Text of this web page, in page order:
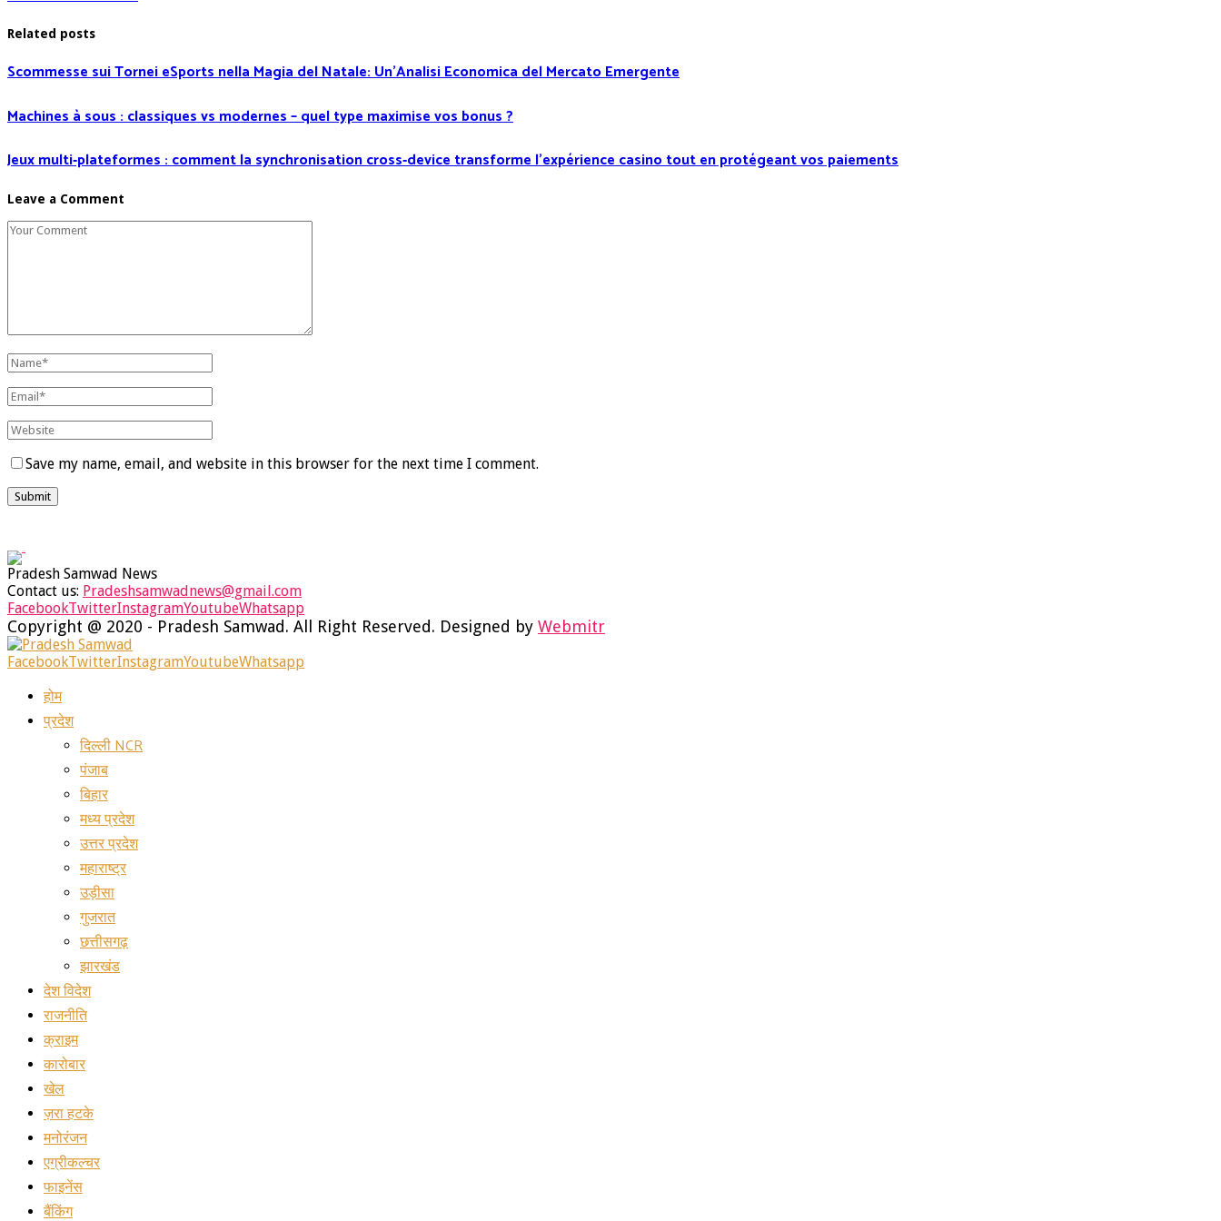
Related posts
Scommesse sui Tornei eSports nella Magia del Natale: Un’Analisi Economica del Mercato Emergente
Machines à sous : classiques vs modernes – quel type maximise vos bonus ?
Jeux multi‑plateformes : comment la synchronisation cross‑device transforme l’expérience casino tout en protégeant vos paiements
Leave a Comment
Save my name, email, and website in this browser for the next time I comment.
Pradesh Samwad News
Contact us: Pradeshsamwadnews@gmail.com
FacebookTwitterInstagramYoutubeWhatsapp
Copyright @ 2020 - Pradesh Samwad. All Right Reserved. Designed by Webmitr
FacebookTwitterInstagramYoutubeWhatsapp
होम
प्रदेश
दिल्ली NCR
पंजाब
बिहार
मध्य प्रदेश
उत्तर प्रदेश
महाराष्ट्र
उड़ीसा
गुजरात
छत्तीसगढ़
झारखंड
देश विदेश
राजनीति
क्राइम
कारोबार
खेल
ज़रा हटके
मनोरंजन
एग्रीकल्चर
फाइनेंस
बैंकिंग